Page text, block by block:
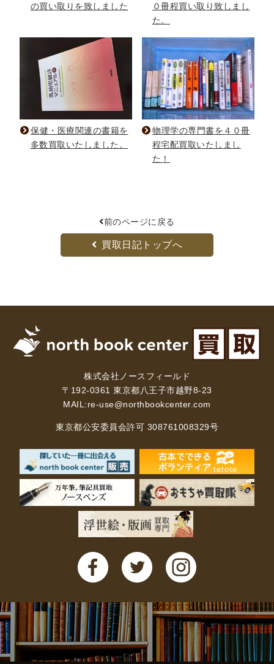
の買い取りを致しました
０冊程買い取り致しまし
た。
保健・医療関連の書籍を
多数買取いたしました。
物理学の専門書を４０冊
程宅配買取いたしまし
た！
前のページに戻る
買取日記トップへ
株式会社ノースフィールド
〒192-0361 東京都八王子市越野8-23
MAIL:re-use@northbookcenter.com
東京都公安委員会許可 308761008329号